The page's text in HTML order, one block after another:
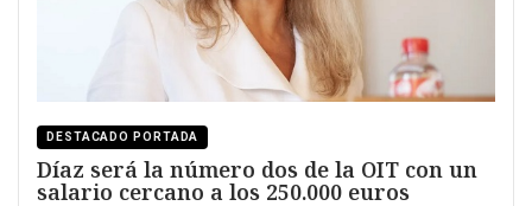
DESTACADO PORTADA
Díaz será la número dos de la OIT con un
salario cercano a los 250.000 euros